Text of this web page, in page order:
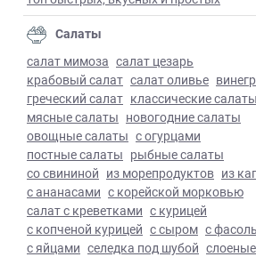
Салаты
салат мимоза салат цезарь
крабовый салат салат оливье
греческий салат классические салаты
мясные салаты новогодние салаты
овощные салаты с огурцами
постные салаты рыбные салаты
со свининой из морепродуктов из
с ананасами с корейской морковью
салат с креветками с курицей
с копченой курицей с сыром с
с яйцами селедка под шубой слоеные